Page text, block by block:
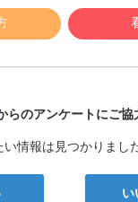
院なび
らのアンケートにご協
い情報は見つかりまし
い